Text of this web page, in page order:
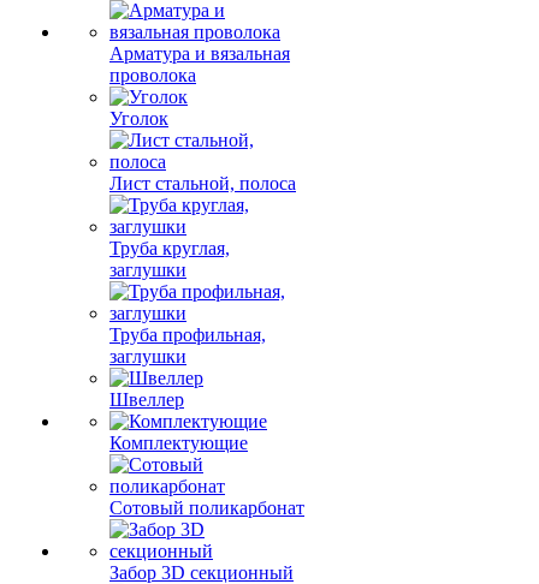
Арматура и вязальная
проволока
Уголок
Лист стальной, полоса
Труба круглая,
заглушки
Труба профильная,
заглушки
Швеллер
Комплектующие
Сотовый поликарбонат
Забор 3D секционный